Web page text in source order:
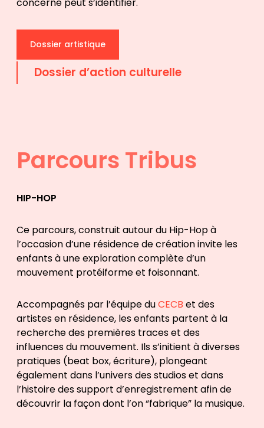
concerné peut s’identifier.
Dossier artistique
Dossier d’action culturelle
Parcours Tribus
HIP-HOP
Ce parcours, construit autour du Hip-Hop à
l’occasion d’une résidence de création invite les
enfants à une exploration complète d’un
mouvement protéiforme et foisonnant.
Accompagnés par l’équipe duCECB et des
artistes en résidence, les enfants partent à la
recherche des premières traces et des
influences du mouvement. Ils s’initient à diverses
pratiques (beat box, écriture), plongeant
également dans l’univers des studios et dans
l’histoire des support d’enregistrement afin de
découvrir la façon dont l’on “fabrique” la musique.